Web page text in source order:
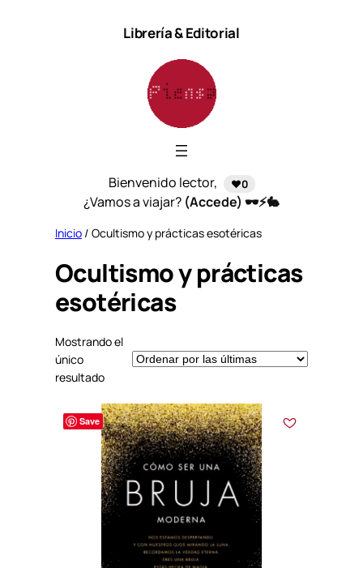
Librería & Editorial
Bienvenido lector, ❤️0
¿Vamos a viajar? (Accede) 🕶️⚡🐇
Inicio / Ocultismo y prácticas esotéricas
Ocultismo y prácticas
esotéricas
Mostrando el
único
resultado
Save